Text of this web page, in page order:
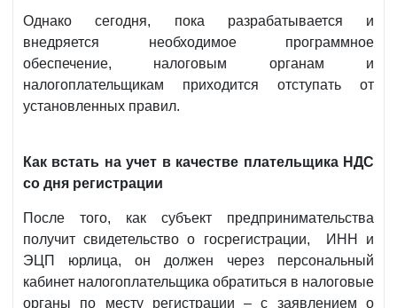
Однако сегодня, пока разрабатывается и
внедряется необходимое программное
обеспечение, налоговым органам и
налогоплательщикам приходится отступать от
установленных правил.
Как встать на учет в качестве плательщика НДС
со дня регистрации
После того, как субъект предпринимательства
получит свидетельство о госрегистрации, ИНН и
ЭЦП юрлица, он должен через персональный
кабинет налогоплательщика обратиться в налоговые
органы по месту регистрации – с заявлением о